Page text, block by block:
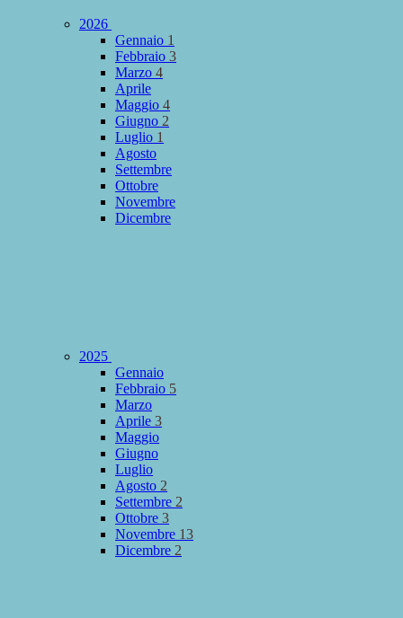
2026
Gennaio 1
Febbraio 3
Marzo 4
Aprile
Maggio 4
Giugno 2
Luglio 1
Agosto
Settembre
Ottobre
Novembre
Dicembre
2025
Gennaio
Febbraio 5
Marzo
Aprile 3
Maggio
Giugno
Luglio
Agosto 2
Settembre 2
Ottobre 3
Novembre 13
Dicembre 2